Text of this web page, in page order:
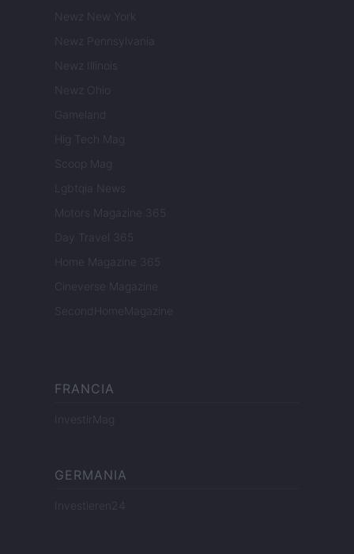
Newz New York
Newz Pennsylvania
Newz Illinois
Newz Ohio
Gameland
Hig Tech Mag
Scoop Mag
Lgbtqia News
Motors Magazine 365
Day Travel 365
Home Magazine 365
Cineverse Magazine
SecondHomeMagazine
FRANCIA
InvestirMag
GERMANIA
Investieren24